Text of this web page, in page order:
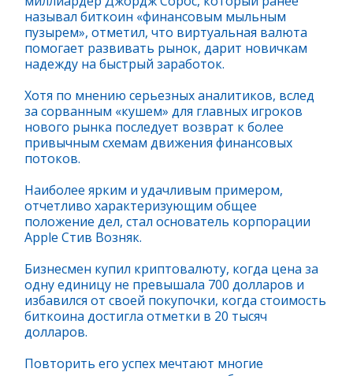
называл биткоин «финансовым мыльным
пузырем», отметил, что виртуальная валюта
помогает развивать рынок, дарит новичкам
надежду на быстрый заработок.
Хотя по мнению серьезных аналитиков, вслед
за сорванным «кушем» для главных игроков
нового рынка последует возврат к более
привычным схемам движения финансовых
потоков.
Наиболее ярким и удачливым примером,
отчетливо характеризующим общее
положение дел, стал основатель корпорации
Apple Стив Возняк.
Бизнесмен купил криптовалюту, когда цена за
одну единицу не превышала 700 долларов и
избавился от своей покупочки, когда стоимость
биткоина достигла отметки в 20 тысяч
долларов.
Повторить его успех мечтают многие